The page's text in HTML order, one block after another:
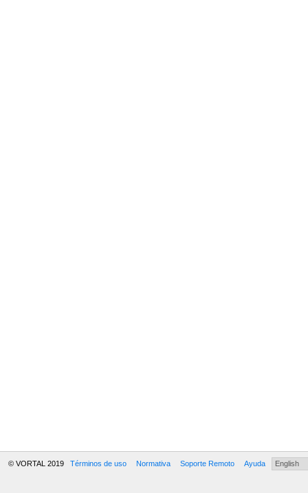
© VORTAL 2019 Términos de uso Normativa Soporte Remoto Ayuda